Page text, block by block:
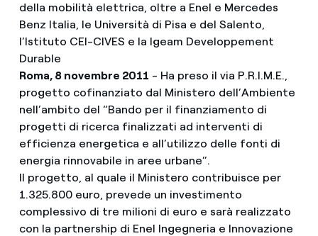
della mobilità elettrica, oltre a Enel e Mercedes
Benz Italia, le Università di Pisa e del Salento,
l’Istituto CEI-CIVES e la Igeam Developpement
Durable
Roma, 8 novembre 2011 - Ha preso il via P.R.I.M.E.,
progetto cofinanziato dal Ministero dell’Ambiente
nell’ambito del “Bando per il finanziamento di
progetti di ricerca finalizzati ad interventi di
efficienza energetica e all’utilizzo delle fonti di
energia rinnovabile in aree urbane”.
Il progetto, al quale il Ministero contribuisce per
1.325.800 euro, prevede un investimento
complessivo di tre milioni di euro e sarà realizzato
con la partnership di Enel Ingegneria e Innovazione